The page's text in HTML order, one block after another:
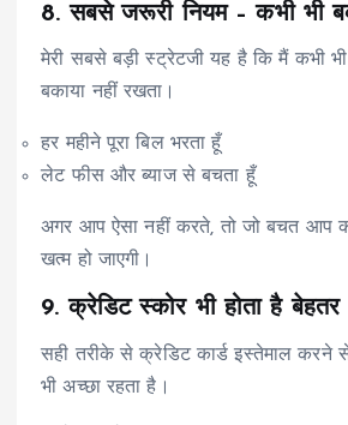
8. सबसे जरूरी नियम – कभी भी
मेरी सबसे बड़ी स्ट्रेटजी यह है कि मैं कभी
बकाया नहीं रखता।
हर महीने पूरा बिल भरता हूँ
लेट फीस और ब्याज से बचता हूँ
अगर आप ऐसा नहीं करते, तो जो बचत आप
खत्म हो जाएगी।
9. क्रेडिट स्कोर भी होता है बेहतर
सही तरीके से क्रेडिट कार्ड इस्तेमाल करने
भी अच्छा रहता है।